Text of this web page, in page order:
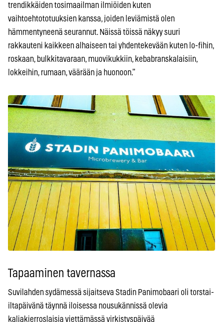
trendikkäiden tosimaailman ilmiöiden kuten
vaihtoehtototuuksien kanssa, joiden leviämistä olen
hämmentyneenä seurannut. Näissä töissä näkyy suuri
rakkauteni kaikkeen alhaiseen tai yhdentekevään kuten lo-fihin,
roskaan, bulkkitavaraan, muovikukkiin, kebabranskalaisiin,
lokkeihin, rumaan, väärään ja huonoon.”
Tapaaminen tavernassa
Suvilahden sydämessä sijaitseva Stadin Panimobaari oli torstai-
iltapäivänä täynnä iloisessa nousukännissä olevia
kaljakierroslaisia viettämässä virkistyspäivää